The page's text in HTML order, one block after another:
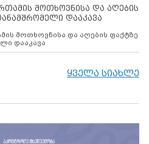
მოთხოვნისა და აღების
დააკავა
დააკავა
ყველა სიახლე